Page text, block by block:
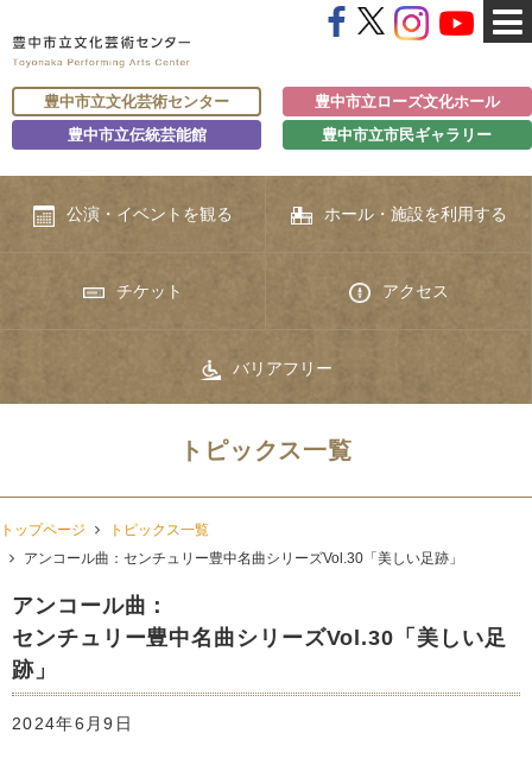
豊中市立文化芸術センター
豊中市立ローズ文化ホール
豊中市立伝統芸能館
豊中市立市民ギャラリー
公演・イベントを観る ホール・施設を利用する
チケット アクセス
バリアフリー
トピックス一覧
トップページ
トピックス一覧
アンコール曲：センチュリー豊中名曲シリーズVol.30「美しい足跡」
アンコール曲：
センチュリー豊中名曲シリーズVol.30「美しい足
跡」
2024年6月9日